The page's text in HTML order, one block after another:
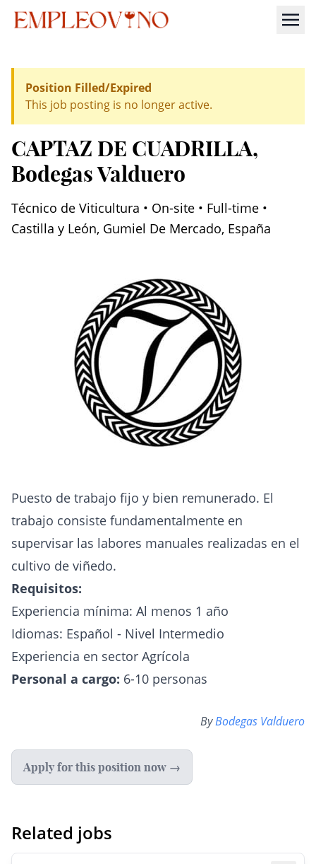
Position Filled/Expired
This job posting is no longer active.
CAPTAZ DE CUADRILLA,
Bodegas Valduero
Técnico de Viticultura • On-site • Full-time •
Castilla y León, Gumiel De Mercado, España
Puesto de trabajo fijo y bien remunerado. El
trabajo consiste fundamentalmente en
supervisar las labores manuales realizadas en el
cultivo de viñedo.
Requisitos:
Experiencia mínima: Al menos 1 año
Idiomas: Español - Nivel Intermedio
Experiencia en sector Agrícola
Personal a cargo: 6-10 personas
ByBodegas Valduero
Apply for this position now →
Related jobs